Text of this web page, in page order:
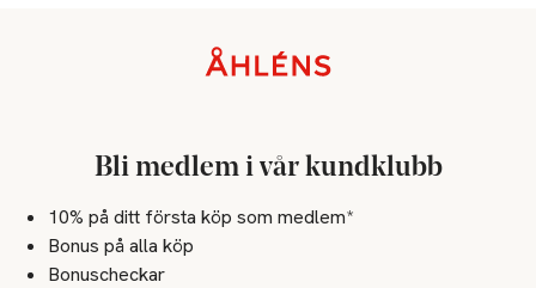
Bli medlem i vår kundklubb
10% på ditt första köp som medlem*
Bonus på alla köp
Bonuscheckar